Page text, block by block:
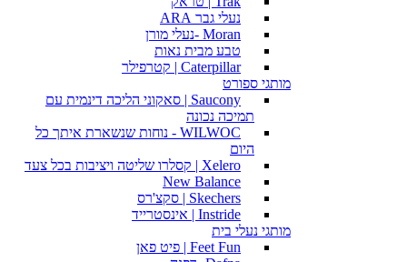
נעלי גבר ARA
Moran -נעלי מורן
טבע מבית נאות
Caterpillar | קטרפילר
מותגי ספורט
Saucony | סאקוני הליכה דינמית עם
תמיכה נכונה
WILWOC - נוחות שנשארת איתך כל
היום
Xelero | קסלרו שליטה ויציבות בכל צעד
New Balance
Skechers | סקצ'רס
Instride | אינסטרייד
מותגי נעלי בית
Feet Fun | פיט פאן